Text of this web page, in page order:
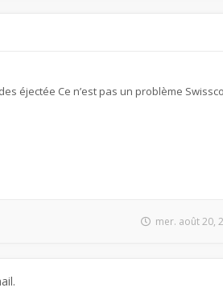
éjectée Ce n’est pas un problème
mer. août 20,